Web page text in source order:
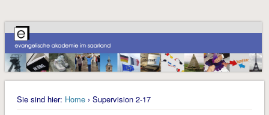
Sie sind hier: Home› Supervision 2-17